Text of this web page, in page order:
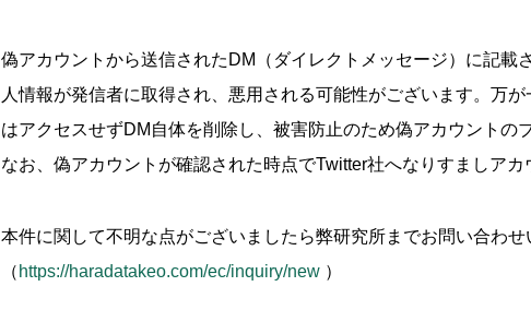
偽アカウントから送信されたDM（ダイレクトメッセージ）に記載
人情報が発信者に取得され、悪用される可能性がございます。万
はアクセスせずDM自体を削除し、被害防止のため偽アカウントの
なお、偽アカウントが確認された時点でTwitter社へなりすましアカ
本件に関して不明な点がございましたら弊研究所までお問い合わせ
（ https://haradatakeo.com/ec/inquiry/new ）